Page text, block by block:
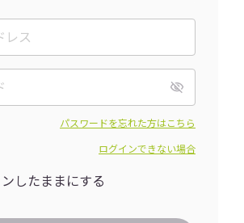
パスワードを忘れた方はこちら
ログインできない場合
したままにする